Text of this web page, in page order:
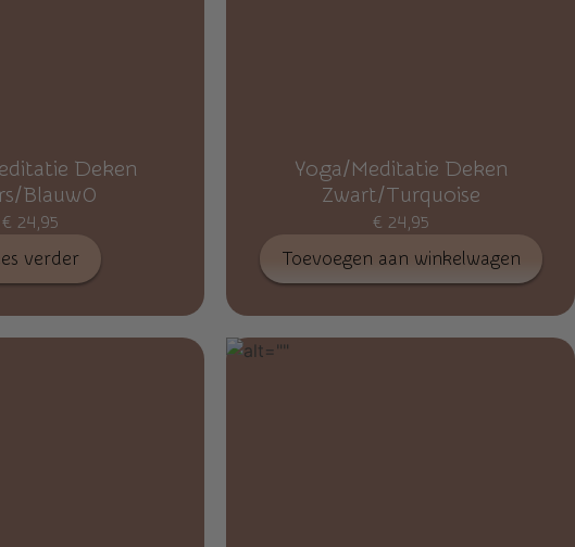
Deken
Blauw0
€ 24,95
verder
Yoga/Meditatie Deken
Zwart/Turquoise
€ 24,95
Toevoegen aan winkelwagen